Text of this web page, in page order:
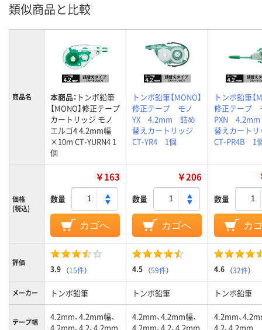
類似商品と比較
商品名 本商品： トンボ鉛筆
【MONO】修正テープ
カートリッジ モノ
エルゴ4 4.2mm幅
×10m CT-YURN4 1
個
トンボ鉛筆【MONO】
修正テープ モノ
YX 4.2mm 詰め
替えカートリッジ
CT-YR4 1個
トンボ鉛筆【
修正テープ
PXN
替えカート
CT-PR4B 1
価格
(税込)
￥163
数量
カゴへ
￥206
数量
カゴへ
数量
カ
評価
3.9 （15件） 4.5 （59件） 4.6 （32件）
メーカー トンボ鉛筆 トンボ鉛筆 トンボ鉛筆
テープ幅
4.2mm、4.2mm幅、
4.2mm、4.2、4.2mm
4.2mm、4.2mm幅、
4.2mm、4.2、4.2mm
4.2mm、
4.2、4.2mm